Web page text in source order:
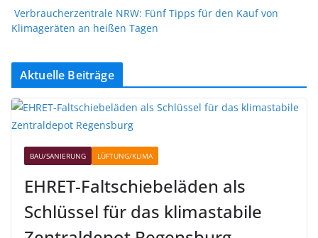
Verbraucherzentrale NRW: Fünf Tipps für den Kauf von
Klimageräten an heißen Tagen
Aktuelle Beiträge
BAU/SANIERUNG LÜFTUNG/KLIMA
EHRET-Faltschiebeläden als
Schlüssel für das klimastabile